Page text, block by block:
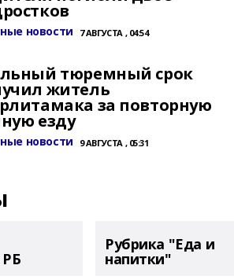
новости 7 АВГУСТА , 04:54
тюремный срок
житель
за повторную
езду
новости 9 АВГУСТА , 05:31
Рубрика "Еда и
напитки"